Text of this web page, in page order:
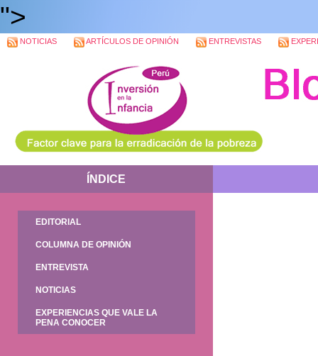
">
NOTICIAS ARTÍCULOS DE OPINIÓN ENTREVISTAS
ÍNDICE
EDITORIAL
COLUMNA DE OPINIÓN
ENTREVISTA
NOTICIAS
EXPERIENCIAS QUE VALE LA
PENA CONOCER